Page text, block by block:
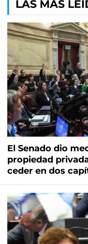
LAS MÁS
El Senado dio
propiedad
ceder en dos